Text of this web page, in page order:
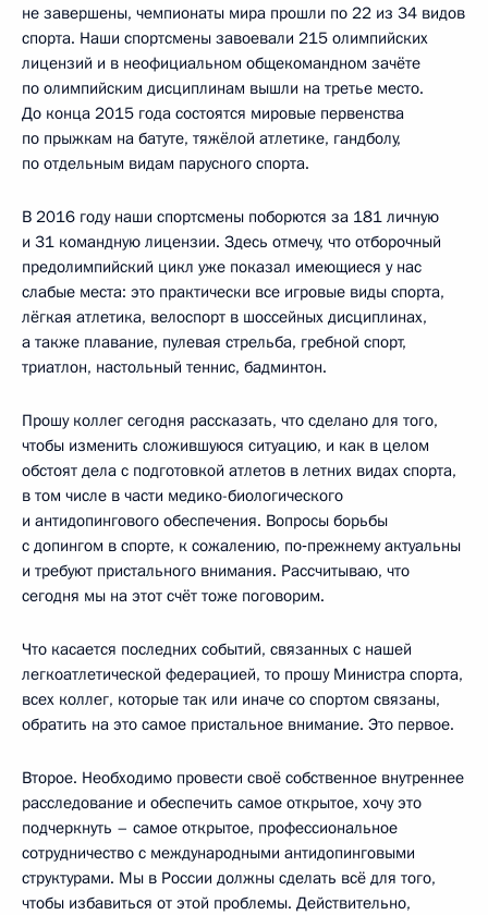
не завершены, чемпионаты мира прошли по 22 из 34 видов
спорта. Наши спортсмены завоевали 215 олимпийских
лицензий и в неофициальном общекомандном зачёте
по олимпийским дисциплинам вышли на третье место.
До конца 2015 года состоятся мировые первенства
по прыжкам на батуте, тяжёлой атлетике, гандболу,
по отдельным видам парусного спорта.
В 2016 году наши спортсмены поборются за 181 личную
и 31 командную лицензии. Здесь отмечу, что отборочный
предолимпийский цикл уже показал имеющиеся у нас
слабые места: это практически все игровые виды спорта,
лёгкая атлетика, велоспорт в шоссейных дисциплинах,
а также плавание, пулевая стрельба, гребной спорт,
триатлон, настольный теннис, бадминтон.
Прошу коллег сегодня рассказать, что сделано для того,
чтобы изменить сложившуюся ситуацию, и как в целом
обстоят дела с подготовкой атлетов в летних видах спорта,
в том числе в части медико-биологического
и антидопингового обеспечения. Вопросы борьбы
с допингом в спорте, к сожалению, по‑прежнему актуальны
и требуют пристального внимания. Рассчитываю, что
сегодня мы на этот счёт тоже поговорим.
Что касается последних событий, связанных с нашей
легкоатлетической федерацией, то прошу Министра спорта,
всех коллег, которые так или иначе со спортом связаны,
обратить на это самое пристальное внимание. Это первое.
Второе. Необходимо провести своё собственное внутреннее
расследование и обеспечить самое открытое, хочу это
подчеркнуть – самое открытое, профессиональное
сотрудничество с международными антидопинговыми
структурами. Мы в России должны сделать всё для того,
чтобы избавиться от этой проблемы. Действительно,